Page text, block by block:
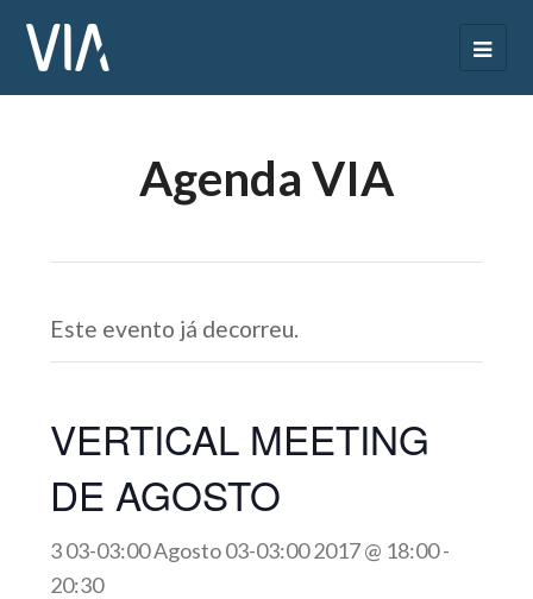
Agenda VIA
Este evento já decorreu.
VERTICAL MEETING
DE AGOSTO
3 03-03:00 Agosto 03-03:00 2017 @ 18:00-
20:30